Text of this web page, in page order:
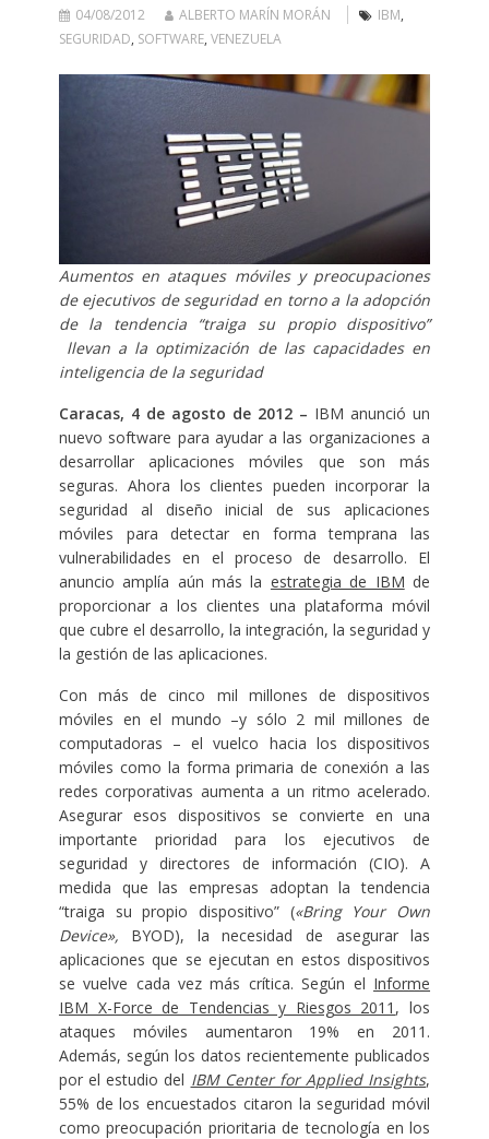
04/08/2012 ALBERTO MARÍN MORÁN IBM,
SEGURIDAD, SOFTWARE, VENEZUELA
Aumentos en ataques móviles y preocupaciones
de ejecutivos de seguridad en torno a la adopción
de la tendencia “traiga su propio dispositivo”
llevan a la optimización de las capacidades en
inteligencia de la seguridad
Caracas, 4 de agosto de 2012 – IBM anunció un
nuevo software para ayudar a las organizaciones a
desarrollar aplicaciones móviles que son más
seguras. Ahora los clientes pueden incorporar la
seguridad al diseño inicial de sus aplicaciones
móviles para detectar en forma temprana las
vulnerabilidades en el proceso de desarrollo. El
anuncio amplía aún más la estrategia de IBM de
proporcionar a los clientes una plataforma móvil
que cubre el desarrollo, la integración, la seguridad y
la gestión de las aplicaciones.
Con más de cinco mil millones de dispositivos
móviles en el mundo –y sólo 2 mil millones de
computadoras – el vuelco hacia los dispositivos
móviles como la forma primaria de conexión a las
redes corporativas aumenta a un ritmo acelerado.
Asegurar esos dispositivos se convierte en una
importante prioridad para los ejecutivos de
seguridad y directores de información (CIO). A
medida que las empresas adoptan la tendencia
“traiga su propio dispositivo” («Bring Your Own
Device», BYOD), la necesidad de asegurar las
aplicaciones que se ejecutan en estos dispositivos
se vuelve cada vez más crítica. Según el Informe
IBM X-Force de Tendencias y Riesgos 2011 , los
ataques móviles aumentaron 19% en 2011.
Además, según los datos recientemente publicados
por el estudio del IBM Center for Applied Insights,
55% de los encuestados citaron la seguridad móvil
como preocupación prioritaria de tecnología en los